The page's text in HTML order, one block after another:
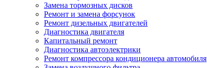
Замена тормозных дисков
Ремонт и замена форсунок
Ремонт дизельных двигателей
Диагностика двигателя
Капитальный ремонт
Диагностика автоэлектрики
Ремонт компрессора кондиционера автомобиля